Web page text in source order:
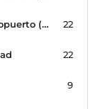
Transporte al aeropuerto (pagado) 22
22
9